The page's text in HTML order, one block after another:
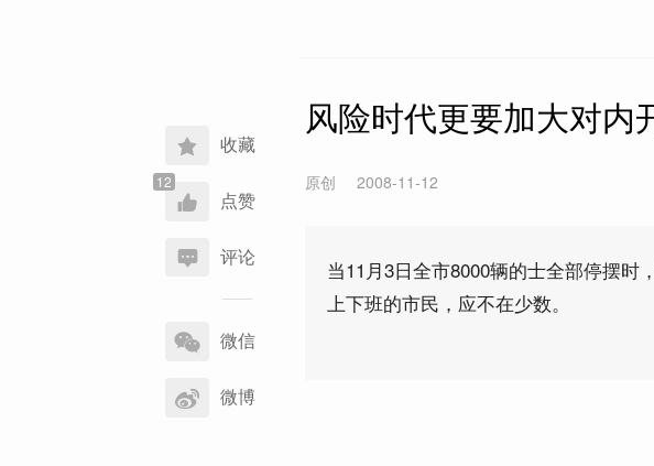
收藏
点赞
评论
享
到
微信
微博
风险时代更要加大对内
原创 2008-11-12
当11月3日全市8000辆的士全部停摆
上下班的市民，应不在少数。